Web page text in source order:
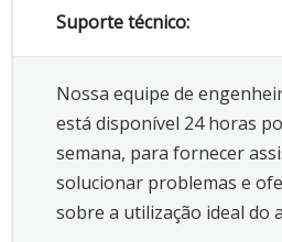
Suporte técnico:
Nossa equipe de
está disponível 24 horas
semana, para fornecer
solucionar problemas e
sobre a utilização ideal do